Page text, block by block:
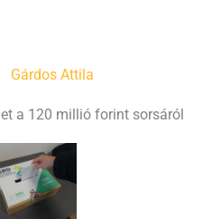
Gárdos Attila
a 120 millió forint sorsáról